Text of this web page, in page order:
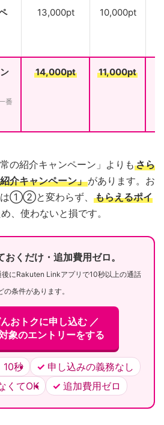
13,000pt 10,000pt
番
14,000pt 11,000pt
の紹介キャンペーン」よりも さら
介キャンペーン」があります。お
は①②と変わらず、 もらえるポイ
、使わないと損です。
おくだけ・追加費用ゼロ。
にRakuten Linkアプリで10秒以上の通話
の条件があります。
おトクに申し込む ／
象のエントリーをする
10秒
申し込みの義務なし
くてOK
追加費用ゼロ